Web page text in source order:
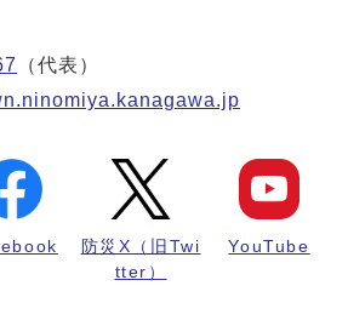
（代表）
防災X（旧Twi
tter）
YouTube